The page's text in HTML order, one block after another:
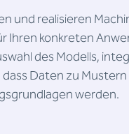
und realisieren
Ihren konkreten
des Modells,
Daten zu
werden.